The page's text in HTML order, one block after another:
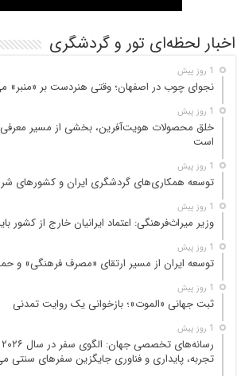
اخبار لحظه‌ای تور و گردشگری
1 روز پیش
نجوای چوب در اصفهان؛ وقتی هنردست بر «منبر»
1 روز پیش
خلق محصولات هویت‌آفرین، بخشی از مسیر معرفی
است
1 روز پیش
توسعه همکاری‌های گردشگری ایران و کشورهای
1 روز پیش
وزیر میراث‌فرهنگی: اعتماد ایرانیان خارج از کشور
1 روز پیش
توسعه ایران از مسیر ارتقای «مصرف فرهنگی» و
1 روز پیش
ثبت جهانی «الموت»؛ بازخوانی یک روایت تمدنی
1 روز پیش
تجربه، پایداری و فناوری جایگزین سفرهای سنتی